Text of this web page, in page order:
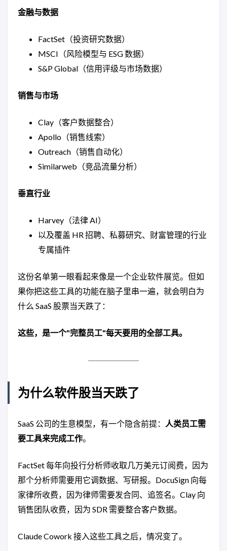
金融与数据
FactSet（投资研究数据）
MSCI（风险模型与 ESG 数据）
S&P Global（信用评级与市场数据）
销售与市场
Clay（客户数据整合）
Apollo（销售线索）
Outreach（销售自动化）
Similarweb（竞品流量分析）
垂直行业
Harvey（法律 AI）
以及覆盖 HR 招聘、私募研究、财富管理的行业
专属插件
这份名单第一眼看起来像是一个企业软件展览。但如
果你把这些工具的功能在脑子里串一遍，就会明白为
什么 SaaS 股票当天跌了：
这些，是一个"完整员工"每天要用的全部工具。
为什么软件股当天跌了
SaaS 公司的生意模型，有一个隐含前提：
人类员工需
要工具来完成工作。
FactSet 每年向投行分析师收取几万美元订阅费，因为
那个分析师需要用它调数据、写研报。DocuSign 向每
家律所收费，因为律师需要发合同、追签名。Clay 向
销售团队收费，因为 SDR 需要整合客户数据。
Claude Cowork 接入这些工具之后，情况变了。